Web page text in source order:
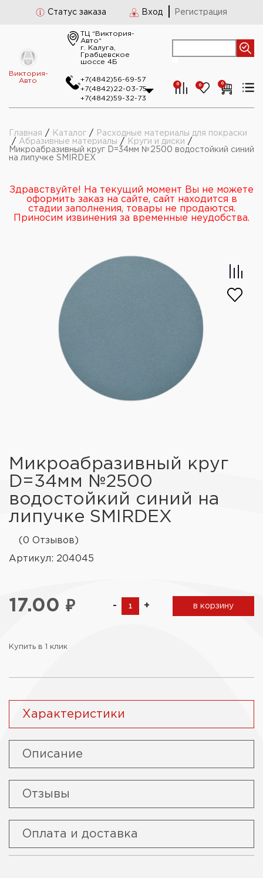
Статус заказа Вход Регистрация
Виктория-
Авто
ТЦ “Виктория-
Авто“
г. Калуга,
Грабцевское
шоссе 4Б
+7(4842)56-69-57
+7(4842)22-03-75
+7(4842)59-32-73
0 0 0
Главная / Каталог /
Расходные материалы для покраски
/ Абразивные материалы / Круги и диски /
Микроабразивный круг D=34мм №2500 водостойкий синий
на липучке SMIRDEX
Здравствуйте! На текущий момент Вы не можете
оформить заказ на сайте, сайт находится в
стадии заполнения, товары не продаются.
Приносим извинения за временные неудобства.
Микроабразивный круг
D=34мм №2500
водостойкий синий на
липучке SMIRDEX
(0 Отзывов)
Артикул: 204045
17.00 ₽ - + в корзину
Купить в 1 клик
Характеристики
Описание
Отзывы
Оплата и доставка